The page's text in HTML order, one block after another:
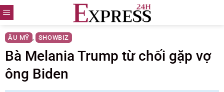
Skip
to
content
ÂU MỸ , SHOWBIZ
Bà Melania Trump từ chối gặp vợ
ông Biden